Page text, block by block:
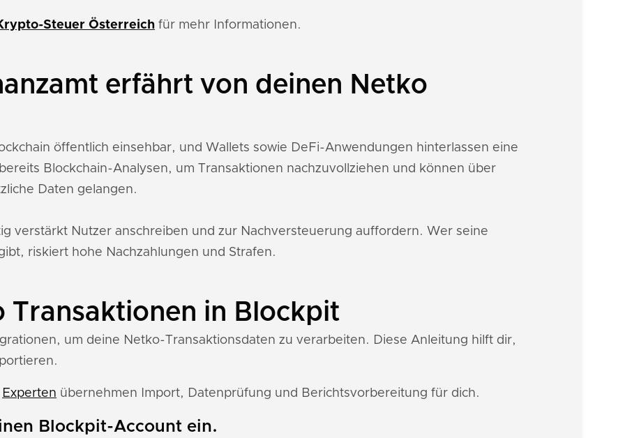
Steuer Österreich für mehr Informationen.
erfährt von deinen Netko
öffentlich einsehbar, und Wallets sowie DeFi-Anwendungen hinterlassen eine
Blockchain-Analysen, um Transaktionen nachzuvollziehen und können über
Daten gelangen.
verstärkt Nutzer anschreiben und zur Nachversteuerung auffordern. Wer seine
riskiert hohe Nachzahlungen und Strafen.
in Blockpit
um deine Netko-Transaktionsdaten zu verarbeiten. Diese Anleitung hilft dir,
Experten übernehmen Import, Datenprüfung und Berichtsvorbereitung für dich.
Blockpit-Account ein.